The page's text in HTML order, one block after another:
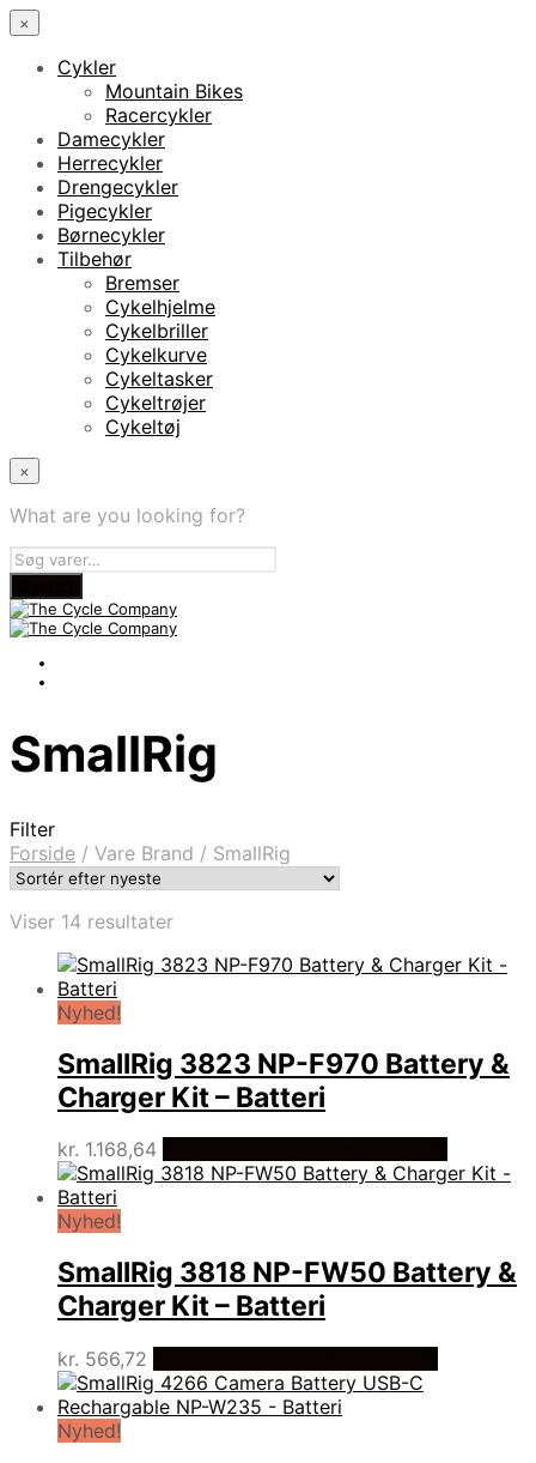
×
Cykler
Mountain Bikes
Racercykler
Damecykler
Herrecykler
Drengecykler
Pigecykler
Børnecykler
Tilbehør
Bremser
Cykelhjelme
Cykelbriller
Cykelkurve
Cykeltasker
Cykeltrøjer
Cykeltøj
×
What are you looking for?
SmallRig
Filter
Forside / Vare Brand / SmallRig
Viser 14 resultaterSorteret
seneste
Nyhed!
SmallRig 3823 NP-F970 Battery &
Charger Kit – Batteri
kr. 1.168,64
Nyhed!
SmallRig 3818 NP-FW50 Battery &
Charger Kit – Batteri
kr. 566,72
Nyhed!